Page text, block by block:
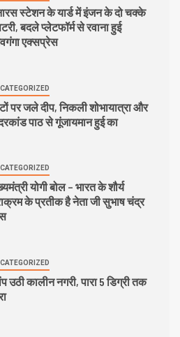
स्टेशन के यार्ड में इंजन के दो चक्के
बदले प्लेटफॉर्म से रवाना हुई
एक्सप्रेस
पर जले दीप, निकली शोभायात्रा और
पाठ से गूंजायमान हुई का
योगी बोल – भारत के शौर्य
के प्रतीक है नेता जी सुभाष चंद्र
उठी कालीन नगरी, पारा 5 डिग्री तक